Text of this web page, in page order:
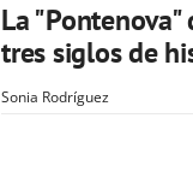
La
tres siglos de
Sonia Rodríguez